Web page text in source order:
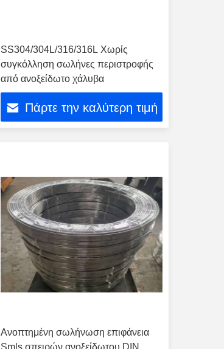
SS304/304L/316/316L Χωρίς
συγκόλληση σωλήνες περιστροφής
από ανοξείδωτο χάλυβα
Πάρτε την καλύτερη τιμή
Ανοπτημένη σωλήνωση επιφάνεια
Smls σπειρών ανοξείδωτου DIN